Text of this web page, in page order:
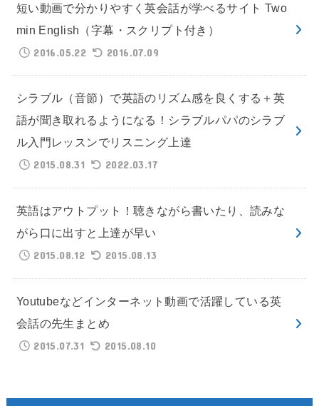
短い動画で分かりやすく英会話が学べるサイト Two
min English（字幕・スクリプト付き）
2016.05.22
2016.07.09
シラブル（音節）で英語のリズム感を良くする＋英
語が聞き取れるようになる！シラブルパパのシラブ
ル入門レッスンでリスニング上達
2015.08.31
2022.03.17
英語はアウトプット！聴きながら書いたり、読みな
がら口に出すと上達が早い
2015.08.12
2015.08.13
Youtubeなどインターネット動画で活躍している英
会話の先生まとめ
2015.07.31
2015.08.10